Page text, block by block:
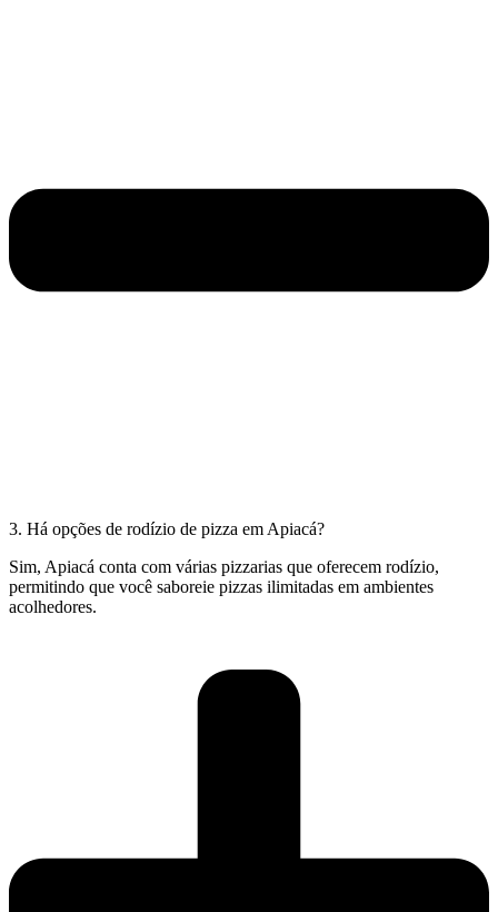
3. Há opções de rodízio de pizza em Apiacá?
Sim, Apiacá conta com várias pizzarias que oferecem rodízio,
permitindo que você saboreie pizzas ilimitadas em ambientes
acolhedores.